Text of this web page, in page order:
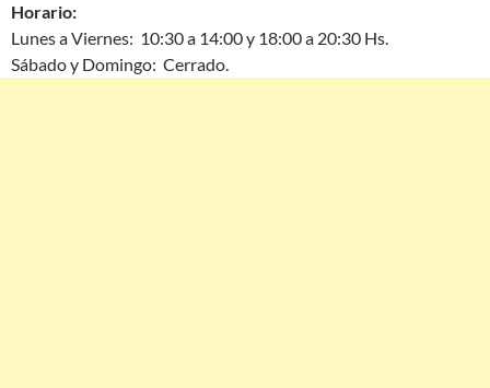
Horario:
Lunes a Viernes: 10:30 a 14:00 y 18:00 a 20:30 Hs.
Sábado y Domingo: Cerrado.